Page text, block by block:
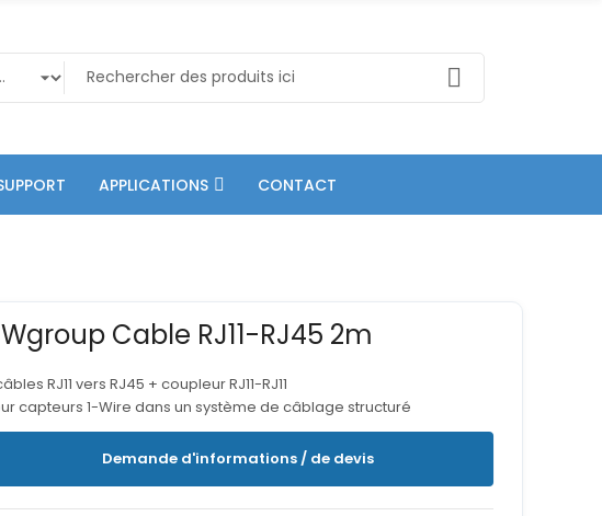
APPLICATIONS CONTACT
Cable RJ11-RJ45 2m
RJ11 vers RJ45 + coupleur RJ11-RJ11
capteurs 1-Wire dans un système de câblage structuré
Demande d'informations / de devis